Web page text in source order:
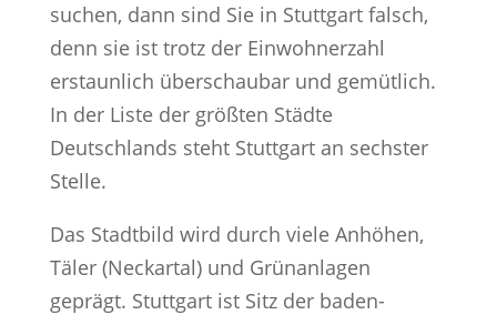
suchen, dann sind Sie in Stuttgart falsch,
denn sie ist trotz der Einwohnerzahl
erstaunlich überschaubar und gemütlich.
In der Liste der größten Städte
Deutschlands steht Stuttgart an sechster
Stelle.
Das Stadtbild wird durch viele Anhöhen,
Täler (Neckartal) und Grünanlagen
geprägt. Stuttgart ist Sitz der baden-